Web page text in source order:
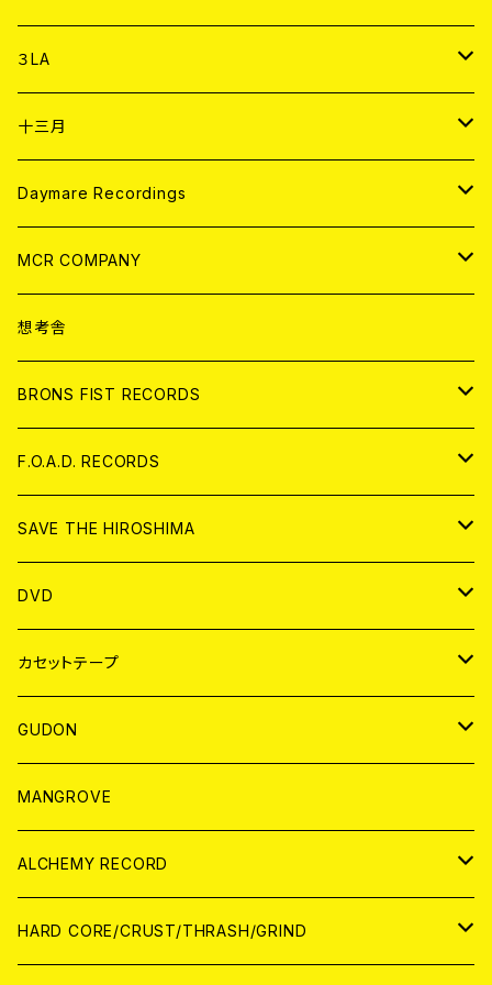
DIGITAL CONTENTS
アナログ
CD
ANALOG
アパレル
３LA
CD
ANALOG
十三月
CD
ANALOG
Daymare Recordings
CD
ANALOG
MCR COMPANY
CD
アパレル
ANALOG
想考舎
BRONS FIST RECORDS
CD
ANALOG
F.O.A.D. RECORDS
CD
ANALOG
SAVE THE HIROSHIMA
アパレル
BADGE
DVD
JAPAN
WORLD
カセットテープ
JAPAN
WORLD
GUDON
アパレル
PATCH
アナログ
MANGROVE
ALCHEMY RECORD
CD
HARD CORE/CRUST/THRASH/GRIND